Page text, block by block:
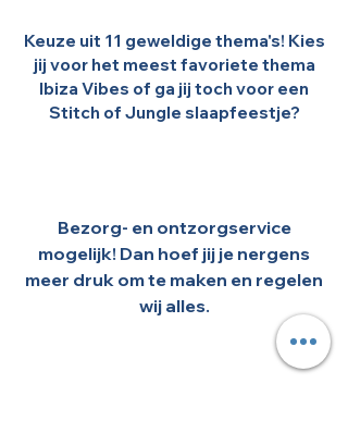
Keuze uit 11 geweldige thema's! Kies
jij voor het meest favoriete thema
Ibiza Vibes of ga jij toch voor een
Stitch of Jungle slaapfeestje?
Bezorg- en ontzorgservice
mogelijk! Dan hoef jij je nergens
meer druk om te maken en regelen
wij alles.